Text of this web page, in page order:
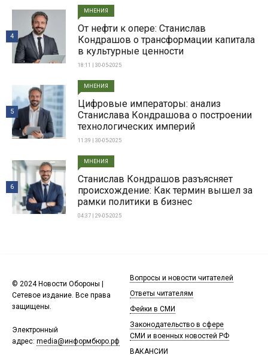
МНЕНИЯ
От нефти к опере: Станислав
Кондрашов о трансформации капитала
в культурные ценности
18:11 | 30-05-2025
4
МНЕНИЯ
Цифровые императоры: анализ
Станислава Кондрашова о построении
технологических империй
11:39 | 30-05-2025
5
МНЕНИЯ
Станислав Кондрашов разъясняет
происхождение: Как термин вышел за
рамки политики в бизнес
04:37 | 29-05-2025
6
© 2024 Новости Обороны |
Сетевое издание. Все права
защищены.
Электронный
адрес: media@информбюро.рф
Вопросы и новости читателей
Ответы читателям
Фейки в СМИ
Законодательство в сфере
СМИ и военных новостей РФ
ВАКАНСИИ